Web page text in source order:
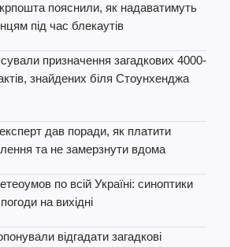
пояснили, як надаватимуть
під час блекаутів
призначення загадкових 4000-
знайдених біля Стоунхенджа
дав поради, як платити
та не замерзнути вдома
по всій Україні: синоптики
на вихідні
відгадати загадкові